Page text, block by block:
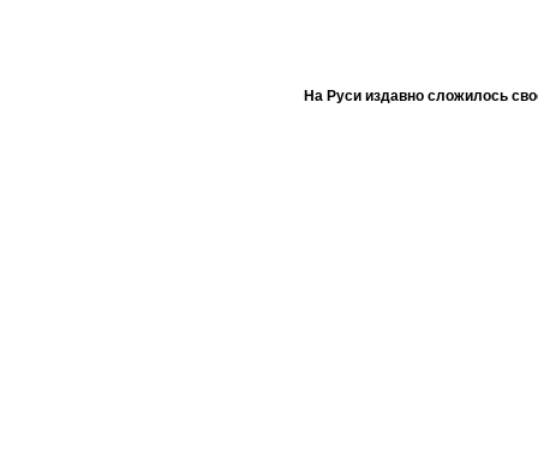
На Руси издавно сложилось